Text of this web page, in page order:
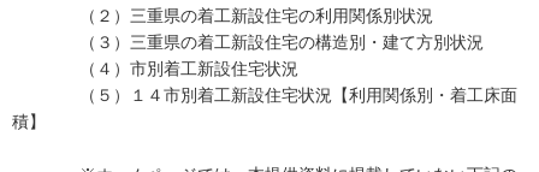
（２）三重県の着工新設住宅の利用関係別状況
（３）三重県の着工新設住宅の構造別・建て方別状況
（４）市別着工新設住宅状況
（５）１４市別着工新設住宅状況【利用関係別・着工床面
積】